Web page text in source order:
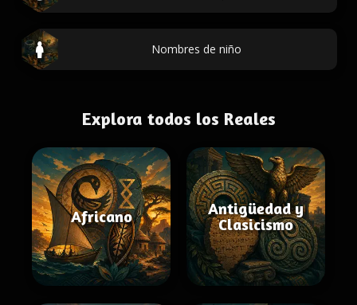
Nombres de niño
Explora todos los Reales
Africano
Antigüedad y
Clasicismo